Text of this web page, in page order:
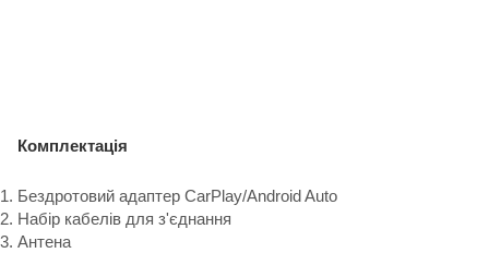
Комплектація
Бездротовий адаптер CarPlay/Android Auto
Набір кабелів для з'єднання
Антена